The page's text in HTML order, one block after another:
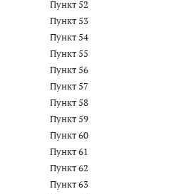
Пункт 52
Пункт 53
Пункт 54
Пункт 55
Пункт 56
Пункт 57
Пункт 58
Пункт 59
Пункт 60
Пункт 61
Пункт 62
Пункт 63